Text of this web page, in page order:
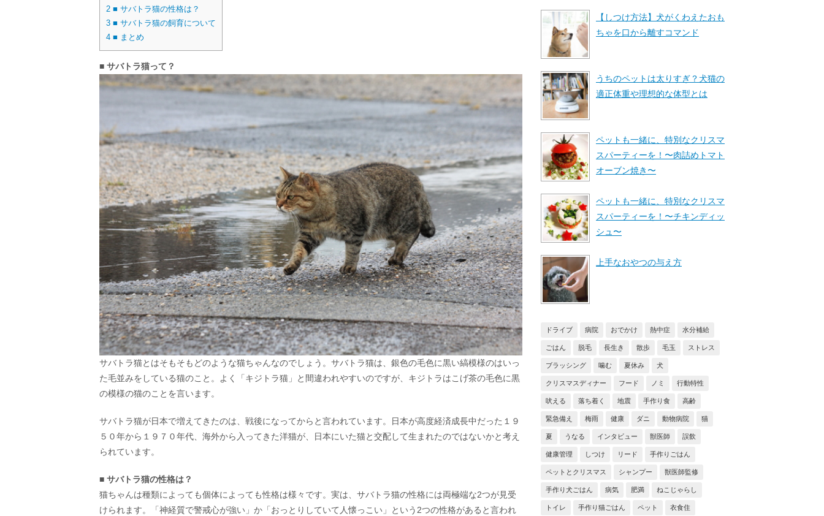
2 ■ サバトラ猫の性格は？
3 ■ サバトラ猫の飼育について
4 ■ まとめ
■ サバトラ猫って？
サバトラ猫とはそもそもどのような猫ちゃんなのでしょう。サバトラ猫は、銀色の毛色に黒い縞模様のはいっ
た毛並みをしている猫のこと。よく「キジトラ猫」と間違われやすいのですが、キジトラはこげ茶の毛色に黒
の模様の猫のことを言います。
サバトラ猫が日本で増えてきたのは、戦後になってからと言われています。日本が高度経済成長中だった１９
５０年から１９７０年代、海外から入ってきた洋猫が、日本にいた猫と交配して生まれたのではないかと考え
られています。
■ サバトラ猫の性格は？
猫ちゃんは種類によっても個体によっても性格は様々です。実は、サバトラ猫の性格には両極端な2つが見受
けられます。「神経質で警戒心が強い」か「おっとりしていて人懐っこい」という2つの性格があると言われ
【しつけ方法】犬がくわえたおも
ちゃを口から離すコマンド
うちのペットは太りすぎ？犬猫の
適正体重や理想的な体型とは
ペットも一緒に、特別なクリスマ
スパーティーを！〜肉詰めトマト
オーブン焼き〜
ペットも一緒に、特別なクリスマ
スパーティーを！〜チキンディッ
シュ〜
上手なおやつの与え方
ドライブ 病院 おでかけ 熱中症 水分補給
ごはん 脱毛 長生き 散歩 毛玉 ストレス
ブラッシング 噛む 夏休み 犬
クリスマスディナー フード ノミ 行動特性
吠える 落ち着く 地震 手作り食 高齢
緊急備え 梅雨 健康 ダニ 動物病院 猫
夏 うなる インタビュー 獣医師 誤飲
健康管理 しつけ リード 手作りごはん
ペットとクリスマス シャンプー 獣医師監修
手作り犬ごはん 病気 肥満 ねこじゃらし
トイレ 手作り猫ごはん ペット 衣食住